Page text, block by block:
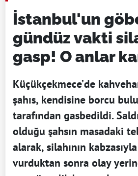
İstanbul'un
gündüz vakti
gasp! O anlar
Küçükçekmece’de
şahıs, kendisine borcu
tarafından gasbedildi.
olduğu şahsın masadaki
alarak, silahının
vurduktan sonra olay